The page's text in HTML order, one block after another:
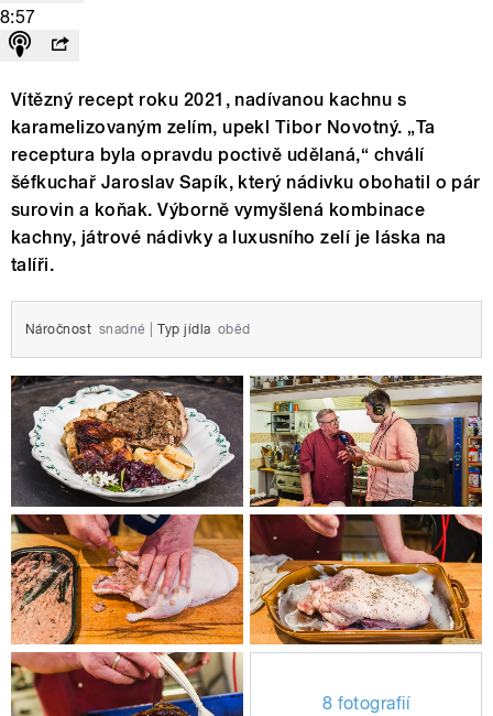
8:57
Vítězný recept roku 2021, nadívanou kachnu s
karamelizovaným zelím, upekl Tibor Novotný. „Ta
receptura byla opravdu poctivě udělaná,“ chválí
šéfkuchař Jaroslav Sapík, který nádivku obohatil o pár
surovin a koňak. Výborně vymyšlená kombinace
kachny, játrové nádivky a luxusního zelí je láska na
talíři.
Náročnost snadné Typ jídla oběd
8 fotografií